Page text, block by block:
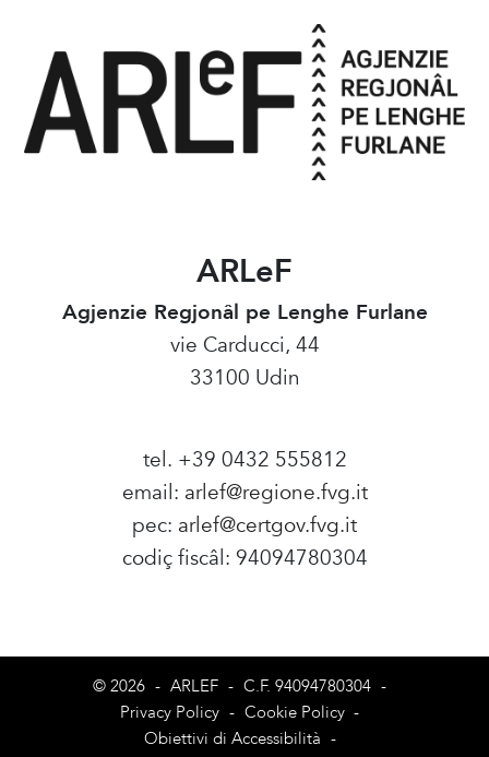
ARLeF
Agjenzie Regjonâl pe Lenghe Furlane
vie Carducci, 44
33100 Udin
tel. +39 0432 555812
email: arlef@regione.fvg.it
pec: arlef@certgov.fvg.it
codiç fiscâl: 94094780304
© 2026 - ARLEF - C.F. 94094780304 -
Privacy Policy - Cookie Policy -
Obiettivi di Accessibilità -